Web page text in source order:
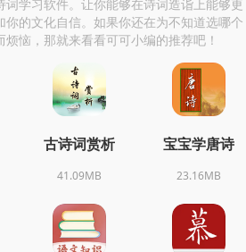
学习软件。让你能够在诗词造诣上能够更
你的文化自信。如果你还在为不知道选哪个
恼，那就来看看可可小编的推荐吧！
古诗词赏析
41.09MB
宝宝学唐诗
23.16MB